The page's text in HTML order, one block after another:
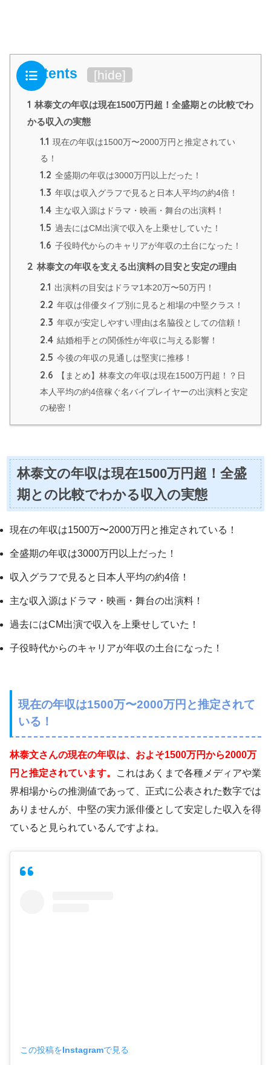
Contents [hide]
1 林泰文の年収は現在1500万円超！全盛期との比較でわ
かる収入の実態
1.1 現在の年収は1500万〜2000万円と推定されてい
る！
1.2 全盛期の年収は3000万円以上だった！
1.3 年収は収入グラフで見ると日本人平均の約4倍！
1.4 主な収入源はドラマ・映画・舞台の出演料！
1.5 過去にはCM出演で収入を上乗せしていた！
1.6 子役時代からのキャリアが年収の土台になった！
2 林泰文の年収を支える出演料の目安と安定の理由
2.1 出演料の目安はドラマ1本20万〜50万円！
2.2 年収は俳優タイプ別に見ると相場の中堅クラス！
2.3 年収が安定しやすい理由は名脇役としての信頼！
2.4 結婚相手との関係性が年収に与える影響！
2.5 今後の年収の見通しは堅実に推移！
2.6
【まとめ】林泰文の年収は現在1500万円超！？日
本人平均の約4倍稼ぐ名バイプレイヤーの出演料と安定
の秘密！
林泰文の年収は現在1500万円超！全盛
期との比較でわかる収入の実態
現在の年収は1500万〜2000万円と推定されている！
全盛期の年収は3000万円以上だった！
収入グラフで見ると日本人平均の約4倍！
主な収入源はドラマ・映画・舞台の出演料！
過去にはCM出演で収入を上乗せしていた！
子役時代からのキャリアが年収の土台になった！
現在の年収は1500万〜2000万円と推定されて
いる！
林泰文さんの現在の年収は、およそ1500万円から2000万
円と推定されています。
これはあくまで各種メディアや業
界相場からの推測値であって、正式に公表された数字では
ありませんが、中堅の実力派俳優として安定した収入を得
ていると見られているんですよね。
この投稿をInstagramで見る